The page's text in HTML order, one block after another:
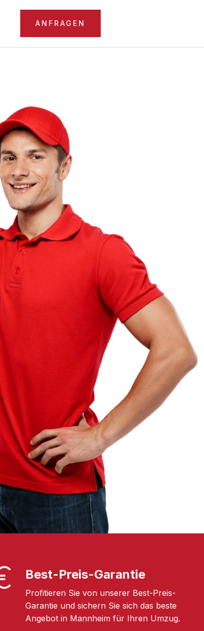
ANFRAGEN
Best-Preis-Garantie
Profitieren Sie von unserer Best-Preis-
Garantie und sichern Sie sich das beste
Angebot in Mannheim für Ihren Umzug.